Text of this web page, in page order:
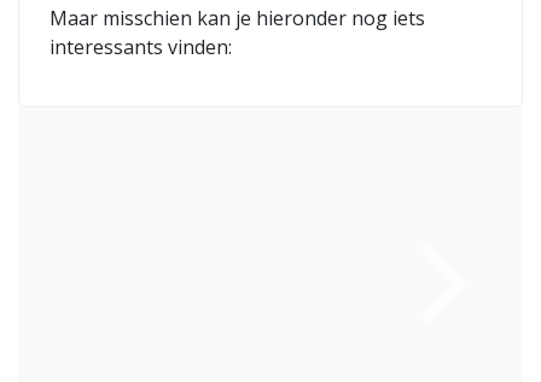
Maar misschien kan je hieronder nog iets
interessants vinden: